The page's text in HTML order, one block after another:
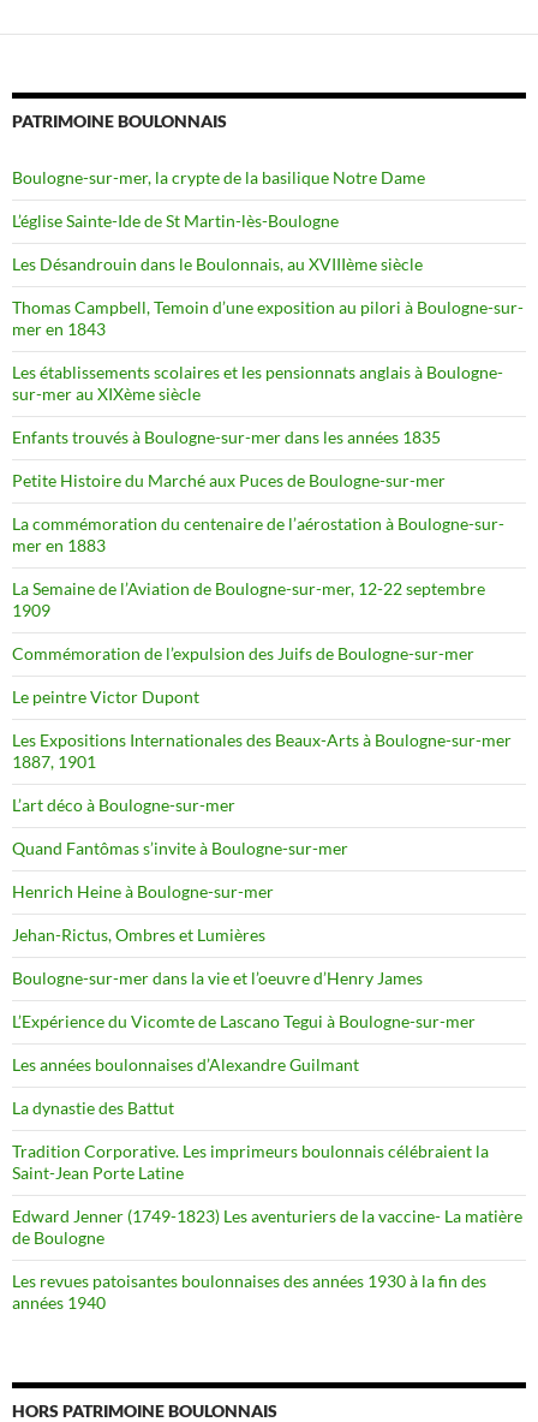
PATRIMOINE BOULONNAIS
Boulogne-sur-mer, la crypte de la basilique Notre Dame
L’église Sainte-Ide de St Martin-lès-Boulogne
Les Désandrouin dans le Boulonnais, au XVIIIème siècle
Thomas Campbell, Temoin d’une exposition au pilori à Boulogne-sur-
mer en 1843
Les établissements scolaires et les pensionnats anglais à Boulogne-
sur-mer au XIXème siècle
Enfants trouvés à Boulogne-sur-mer dans les années 1835
Petite Histoire du Marché aux Puces de Boulogne-sur-mer
La commémoration du centenaire de l’aérostation à Boulogne-sur-
mer en 1883
La Semaine de l’Aviation de Boulogne-sur-mer, 12-22 septembre
1909
Commémoration de l’expulsion des Juifs de Boulogne-sur-mer
Le peintre Victor Dupont
Les Expositions Internationales des Beaux-Arts à Boulogne-sur-mer
1887, 1901
L’art déco à Boulogne-sur-mer
Quand Fantômas s’invite à Boulogne-sur-mer
Henrich Heine à Boulogne-sur-mer
Jehan-Rictus, Ombres et Lumières
Boulogne-sur-mer dans la vie et l’oeuvre d’Henry James
L’Expérience du Vicomte de Lascano Tegui à Boulogne-sur-mer
Les années boulonnaises d’Alexandre Guilmant
La dynastie des Battut
Tradition Corporative. Les imprimeurs boulonnais célébraient la
Saint-Jean Porte Latine
Edward Jenner (1749-1823) Les aventuriers de la vaccine- La matière
de Boulogne
Les revues patoisantes boulonnaises des années 1930 à la fin des
années 1940
HORS PATRIMOINE BOULONNAIS